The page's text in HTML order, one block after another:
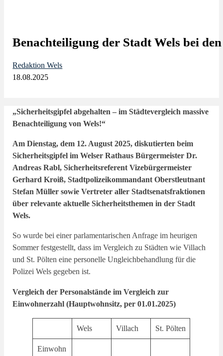
Benachteiligung der Stadt Wels bei
Redaktion Wels
18.08.2025
„Sicherheitsgipfel abgehalten – im Städtevergleich massive
Benachteiligung von Wels!“
Am Dienstag, dem 12. August 2025, diskutierten beim
Sicherheitsgipfel im Welser Rathaus Bürgermeister Dr.
Andreas Rabl, Sicherheitsreferent Vizebürgermeister
Gerhard Kroiß, Stadtpolizeikommandant Oberstleutnant
Stefan Müller sowie Vertreter aller Stadtsenatsfraktionen
über relevante aktuelle Sicherheitsthemen in der Stadt
Wels.
So wurde bei einer parlamentarischen Anfrage im heurigen
Sommer festgestellt, dass im Vergleich zu Städten wie Villach
und St. Pölten eine personelle Ungleichbehandlung für die
Polizei Wels gegeben ist.
Vergleich der Personalstände im Vergleich zur
Einwohnerzahl (Hauptwohnsitz, per 01.01.2025)
Wels Villach St. Pölten
Einwohn